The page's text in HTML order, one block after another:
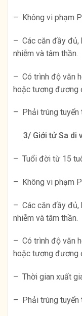
– Không vi phạm
– Các căn đầy đủ,
nhiễm và tâm thần.
– Có trình độ văn
hoặc tương đương
– Phải trúng tuyển
3/ Giới tử Sa di
– Tuổi đời từ 15
– Không vi phạm
– Các căn đầy đủ,
nhiễm và tâm thần.
– Có trình độ văn
hoặc tương
– Thời gian xuất
– Phải trúng tuyển